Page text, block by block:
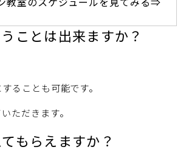
ことは出来ますか？
ることも可能です。
ただきます。
もらえますか？